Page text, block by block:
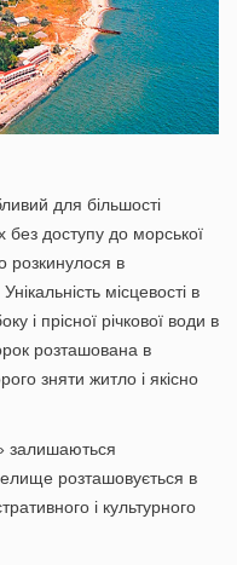
для більшості
без доступу до морської
розкинулося в
місцевості в
і прісної річкової води в
розташована в
зняти житло і якісно
залишаються
селище розташовується в
і культурного